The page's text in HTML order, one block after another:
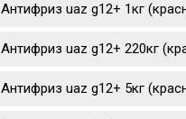
Антифриз uaz g12+ 1кг
Антифриз uaz g12+ 220кг
Антифриз uaz g12+ 5кг